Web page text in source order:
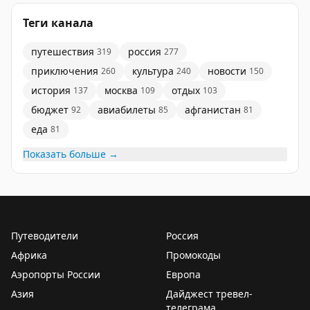
Теги канала
путешествия 319 россия 277
приключения 260 культура 240 новости 150
история 137 москва 109 отдых 103
бюджет 92 авиабилеты 85 афганистан 81
еда 81
Показать больше →
Путеводители
Россия
Африка
Промокоды
Аэропорты России
Европа
Азия
Дайджест тревел-